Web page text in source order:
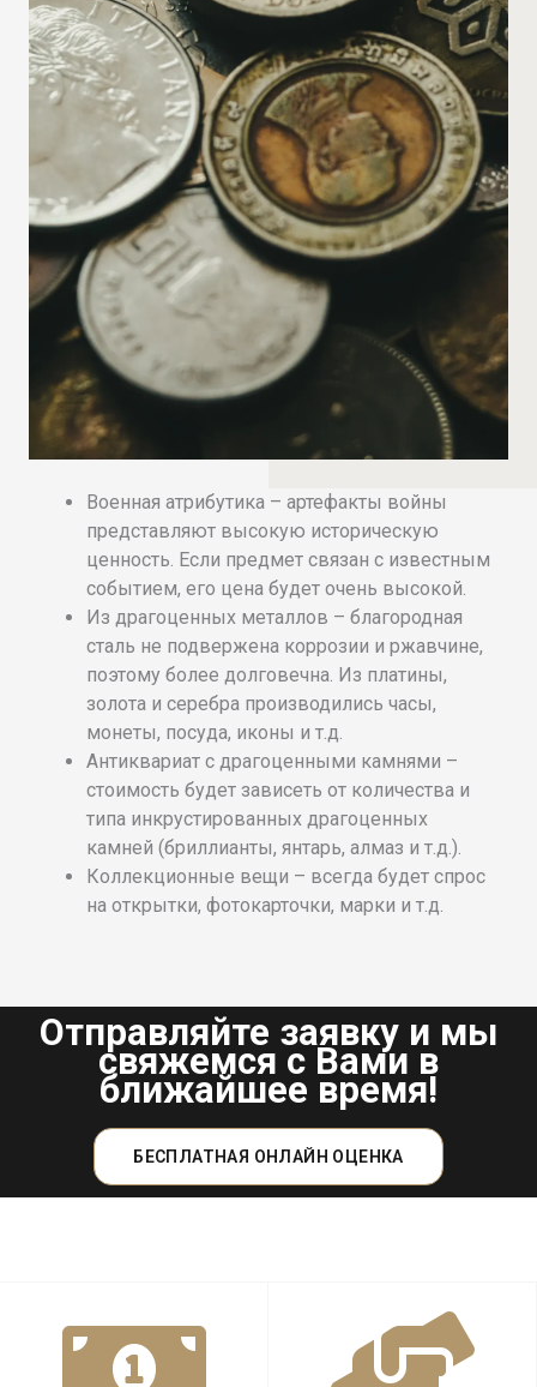
Военная атрибутика – артефакты войны
представляют высокую историческую
ценность. Если предмет связан с известным
событием, его цена будет очень высокой.
Из драгоценных металлов – благородная
сталь не подвержена коррозии и ржавчине,
поэтому более долговечна. Из платины,
золота и серебра производились часы,
монеты, посуда, иконы и т.д.
Антиквариат с драгоценными камнями –
стоимость будет зависеть от количества и
типа инкрустированных драгоценных
камней (бриллианты, янтарь, алмаз и т.д.).
Коллекционные вещи – всегда будет спрос
на открытки, фотокарточки, марки и т.д.
Отправляйте заявку и мы
свяжемся с Вами в
ближайшее время!
БЕСПЛАТНАЯ ОНЛАЙН ОЦЕНКА